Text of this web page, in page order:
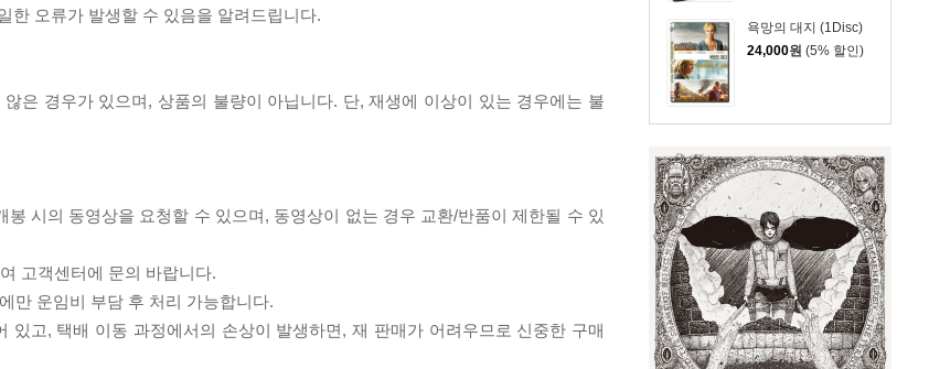
욕망의 대지 (1Disc)
24,000원 (5% 할인)
한 오류가 발생할 수 있음을 알려드립니다.
은 경우가 있으며, 상품의 불량이 아닙니다. 단, 재생에 이상이 있는 경우에는 불
시의 동영상을 요청할 수 있으며, 동영상이 없는 경우 교환/반품이 제한될 수 있
고객센터에 문의 바랍니다.
만 운임비 부담 후 처리 가능합니다.
고, 택배 이동 과정에서의 손상이 발생하면, 재 판매가 어려우므로 신중한 구매